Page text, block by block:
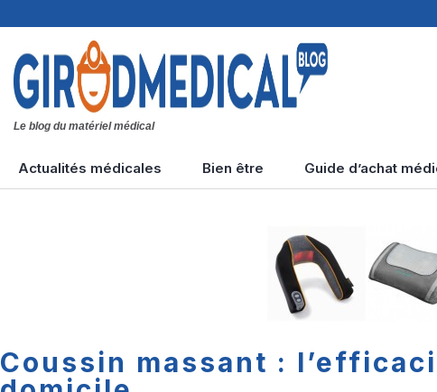
Le blog du matériel médical
Actualités médicales
hypoglycémie
Bien être Guide d’achat
Coussin massant :